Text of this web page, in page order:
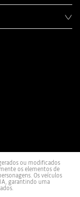
ou modificados
os elementos de
Os veículos
garantindo uma